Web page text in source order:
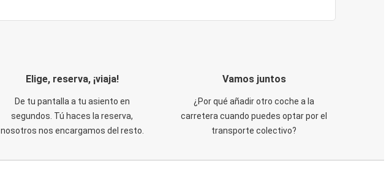
Elige, reserva, ¡viaja!
De tu pantalla a tu asiento en
segundos. Tú haces la reserva,
nosotros nos encargamos del resto.
Vamos juntos
¿Por qué añadir otro coche a la
carretera cuando puedes optar por el
transporte colectivo?